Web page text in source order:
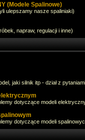
(Modele Spalinowe)
ulepszamy nasze spaliniaki)
napraw, regulacji i inne)
jaki silnik itp - dział z
dotyczące modeli
dotyczące modeli